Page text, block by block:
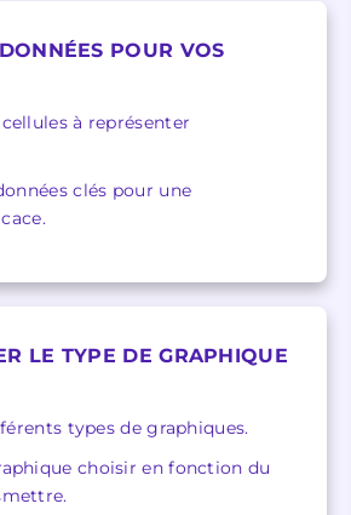
POUR VOS
à représenter
clés pour une
LE TYPE DE GRAPHIQUE
types de graphiques.
choisir en fonction du